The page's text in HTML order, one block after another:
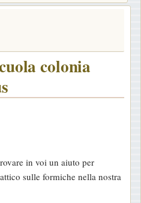
colonia
in voi un aiuto per
sulle formiche nella nostra